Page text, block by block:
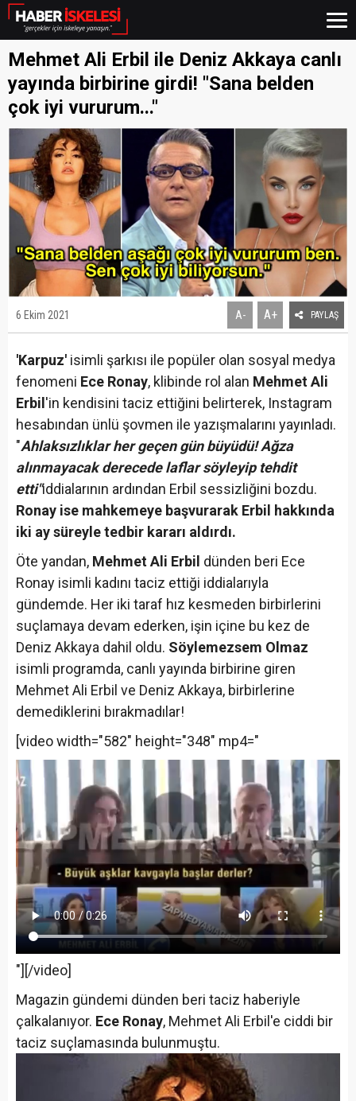
Mehmet Ali Erbil ile Deniz Akkaya canlı
yayında birbirine girdi! "Sana belden
çok iyi vururum..."
6 Ekim 2021 A- A+ PAYLAŞ
'Karpuz' isimli şarkısı ile popüler olan sosyal medya
fenomeni Ece Ronay, klibinde rol alan Mehmet Ali
Erbil 'in kendisini taciz ettiğini belirterek, Instagram
hesabından ünlü şovmen ile yazışmalarını yayınladı.
"Ahlaksızlıklar her geçen gün büyüdü! Ağza
alınmayacak derecede laflar söyleyip tehdit
etti"iddialarının ardından Erbil sessizliğini bozdu.
Ronay ise mahkemeye başvurarak Erbil hakkında
iki ay süreyle tedbir kararı aldırdı.
Öte yandan, Mehmet Ali Erbil dünden beri Ece
Ronay isimli kadını taciz ettiği iddialarıyla
gündemde. Her iki taraf hız kesmeden birbirlerini
suçlamaya devam ederken, işin içine bu kez de
Deniz Akkaya dahil oldu. Söylemezsem Olmaz
isimli programda, canlı yayında birbirine giren
Mehmet Ali Erbil ve Deniz Akkaya, birbirlerine
demediklerini bırakmadılar!
[video width="582" height="348" mp4="
"][/video]
Magazin gündemi dünden beri taciz haberiyle
çalkalanıyor. Ece Ronay, Mehmet Ali Erbil'e ciddi bir
taciz suçlamasında bulunmuştu.